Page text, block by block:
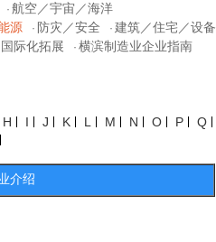
· 航空／宇宙／海洋
源 · 防灾／安全 · 建筑／住宅／设备
国际化拓展 · 横滨制造业企业指南
H I J K L M N O P
Q
介绍